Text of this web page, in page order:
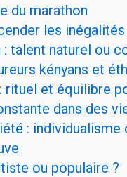
du marathon
les
: talent naturel ou
kényans et
et équilibre
dans des
: individualisme
ou populaire ?